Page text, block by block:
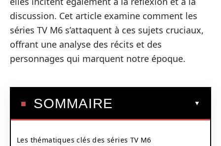
discussion. Cet article examine comment les
séries TV M6 s’attaquent à ces sujets cruciaux,
offrant une analyse des récits et des
personnages qui marquent notre époque.
SOMMAIRE
Les thématiques clés des séries TV M6